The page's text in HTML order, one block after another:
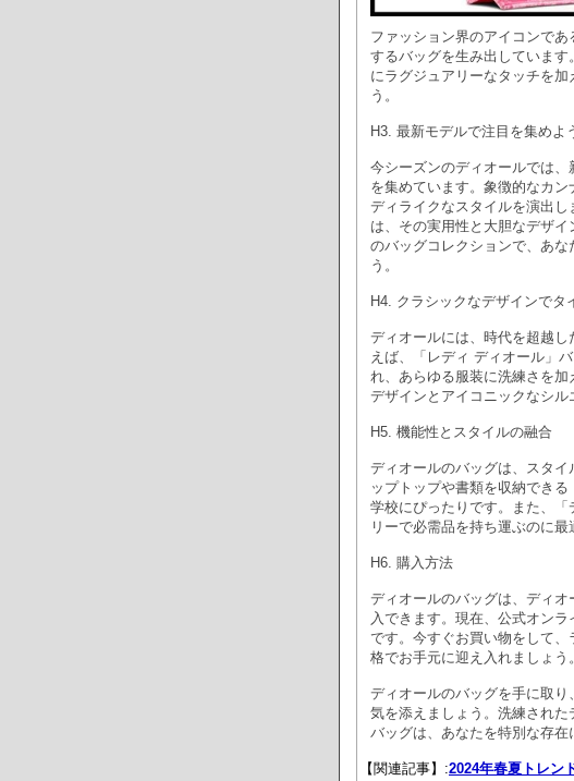
ファッション界のアイコンで
するバッグを生み出していま
にラグジュアリーなタッチを
う。
H3. 最新モデルで注目を集めよ
今シーズンのディオールでは
を集めています。象徴的なカ
ディライクなスタイルを演出し
は、その実用性と大胆なデザ
のバッグコレクションで、あ
う。
H4. クラシックなデザインでタ
ディオールには、時代を超越
えば、「レディ ディオール」
れ、あらゆる服装に洗練さを
デザインとアイコニックなシル
H5. 機能性とスタイルの融合
ディオールのバッグは、スタ
ップトップや書類を収納でき
学校にぴったりです。また、
リーで必需品を持ち運ぶのに最
H6. 購入方法
ディオールのバッグは、ディ
入できます。現在、公式オン
です。今すぐお買い物をして
格でお手元に迎え入れましょう。
ディオールのバッグを手に取
気を添えましょう。洗練され
バッグは、あなたを特別な存在
【関連記事】:2024年春夏トレン